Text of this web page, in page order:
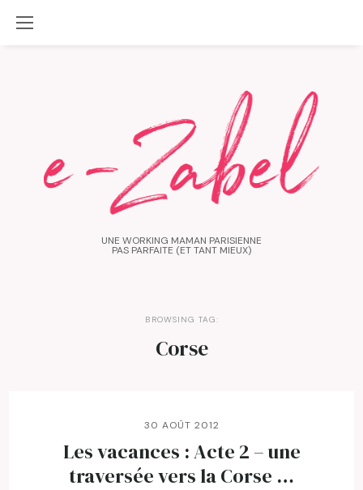
UNE WORKING MAMAN PARISIENNE
PAS PARFAITE (ET TANT MIEUX)
BROWSING TAG:
Corse
30 AOÛT 2012
Les vacances : Acte 2 – une
traversée vers la Corse …